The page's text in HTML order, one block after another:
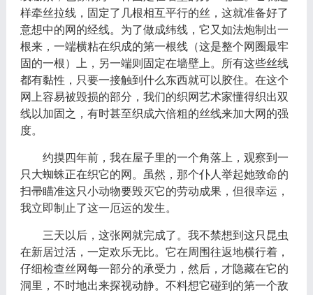
样牵丝拉线，固定了几根相互平行的丝，这就准备好了
意想中的网的经线。为了做成纬线，它又如法炮制出一
根来，一端横粘在织成的第一根线（这是整个网圈最牢
固的一根）上，另一端则固定在墙壁上。所有这些丝线
都有黏性，只要一接触到什么东西就可以胶住。在这个
网上容易被毁损的部分，我们的织网艺术家懂得织出双
线以加固之，有时甚至织成六倍粗的丝线来加大网的强
度。
约摸四年前，我在屋子里的一个角落上，观察到一
只大蜘蛛正在织它的网。虽然，那个仆人举起她致命的
扫帚瞄准这只小动物要毁灭它的劳动成果，但很幸运，
我立即制止了这一厄运的发生。
三天以后，这张网就完成了。我不禁想到这只昆虫
在新居过活，一定欢乐无比。它在周围往返地横行着，
仔细检查丝网每一部分的承受力，然后，才隐藏在它的
洞里，不时地出来探视动静。不料想它碰到的第一个敌